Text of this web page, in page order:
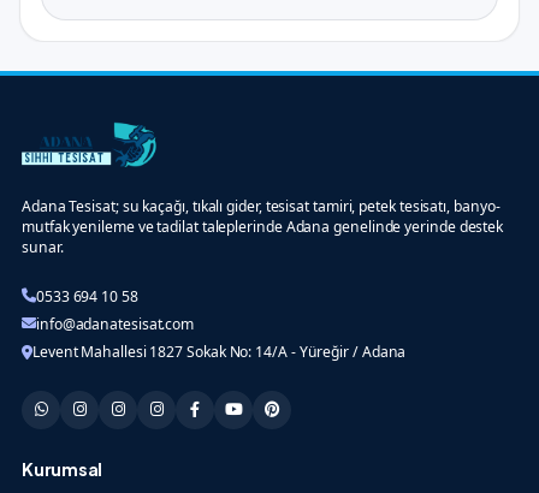
Adana Tesisat; su kaçağı, tıkalı gider, tesisat tamiri, petek tesisatı, banyo-
mutfak yenileme ve tadilat taleplerinde Adana genelinde yerinde destek
sunar.
0533 694 10 58
info@adanatesisat.com
Levent Mahallesi 1827 Sokak No: 14/A - Yüreğir / Adana
Kurumsal